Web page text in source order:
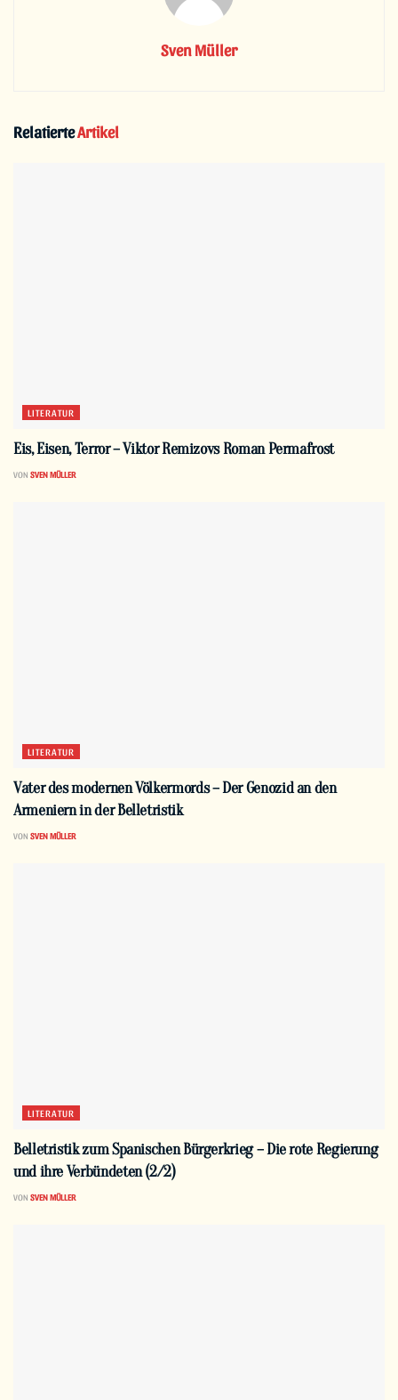
Sven Müller
RelatierteArtikel
LITERATUR
Eis, Eisen, Terror – Viktor Remizovs Roman Permafrost
VON SVEN MÜLLER
LITERATUR
Vater des modernen Völkermords – Der Genozid an den
Armeniern in der Belletristik
VON SVEN MÜLLER
LITERATUR
Belletristik zum Spanischen Bürgerkrieg – Die rote Regierung
und ihre Verbündeten (2/2)
VON SVEN MÜLLER